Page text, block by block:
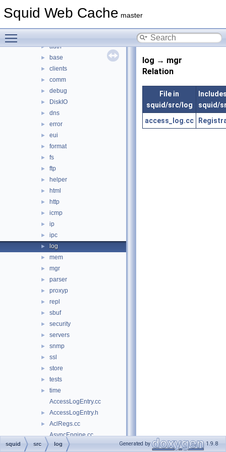
Squid Web Cache master
► acl
► auth
► base
► clients
► comm
► debug
► DiskIO
► dns
► error
► eui
► format
► fs
► ftp
► helper
► html
► http
► icmp
► ip
► ipc
► log
► mem
► mgr
► parser
► proxyp
► repl
► sbuf
► security
► servers
► snmp
► ssl
► store
► tests
►
time
AccessLogEntry.cc
► AccessLogEntry.h
►
AclRegs.cc
AsyncEngine.cc
► AsyncEngine.h
log → mgr
Relation
File in
squid/src/log
squid/
access_log.cc
squid src log Generated by 1.9.8